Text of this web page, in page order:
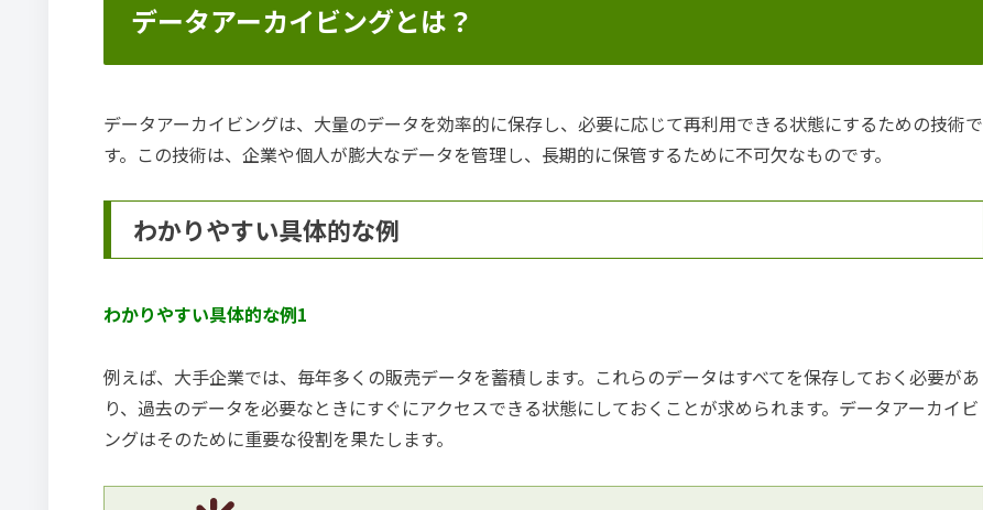
データアーカイビングとは？
データアーカイビングは、大量のデータを効率的に保存し、必要に応じて再利用できる状態にするための技術で
す。この技術は、企業や個人が膨大なデータを管理し、長期的に保管するために不可欠なものです。
わかりやすい具体的な例
わかりやすい具体的な例1
例えば、大手企業では、毎年多くの販売データを蓄積します。これらのデータはすべてを保存しておく必要があ
り、過去のデータを必要なときにすぐにアクセスできる状態にしておくことが求められます。データアーカイビ
ングはそのために重要な役割を果たします。